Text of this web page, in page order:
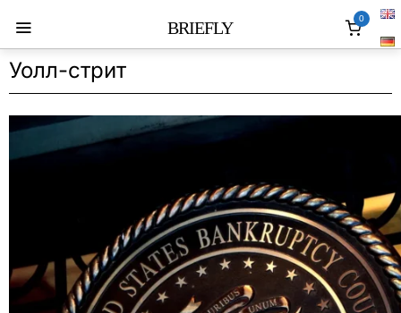
BRIEFLY 0
Уолл-стрит